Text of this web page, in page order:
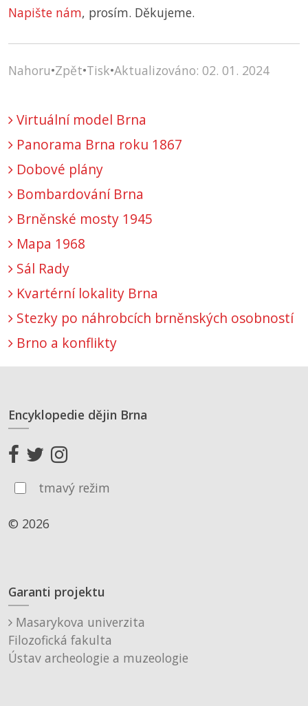
Napište nám, prosím. Děkujeme.
Nahoru•Zpět•Tisk•Aktualizováno: 02. 01. 2024
Virtuální model Brna
Panorama Brna roku 1867
Dobové plány
Bombardování Brna
Brněnské mosty 1945
Mapa 1968
Sál Rady
Kvartérní lokality Brna
Stezky po náhrobcích brněnských osobností
Brno a konflikty
Encyklopedie dějin Brna
tmavý režim
© 2026
Garanti projektu
Masarykova univerzita
Filozofická fakulta
Ústav archeologie a muzeologie